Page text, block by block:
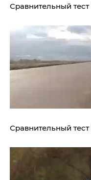
Сравнительный тест
Сравнительный тест